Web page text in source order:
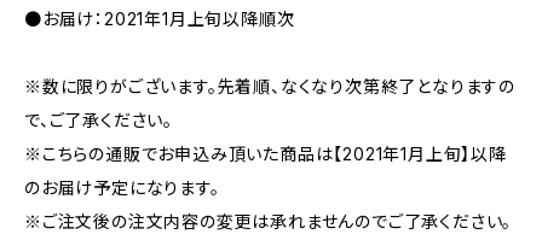
●お届け：2021年1月上旬以降順次
※数に限りがございます。先着順、なくなり次第終了となりますの
で、ご了承ください。
※こちらの通販でお申込み頂いた商品は【2021年1月上旬】以降
のお届け予定になります。
※ご注文後の注文内容の変更は承れませんのでご了承ください。